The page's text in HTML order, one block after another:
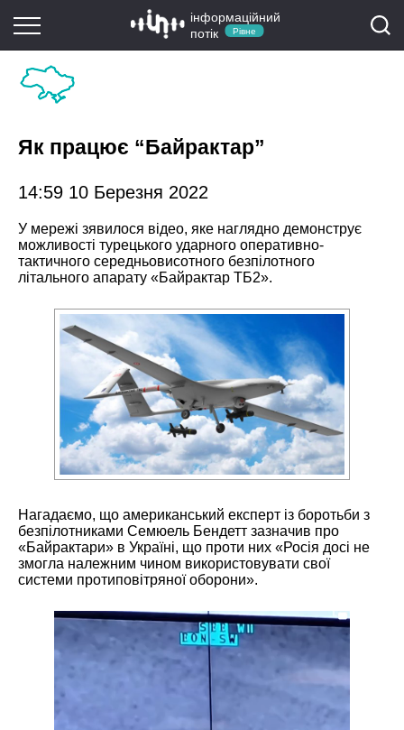
інформаційний
потік
Рівне
Як працює “Байрактар”
14:59 10 Березня 2022
У мережі зявилося відео, яке наглядно демонструє
можливості турецького ударного оперативно-
тактичного середньовисотного безпілотного
літального апарату «Байрактар ТБ2».
Нагадаємо, що американський експерт із боротьби з
безпілотниками Семюель Бендетт зазначив про
«Байрактари» в Україні, що проти них «Росія досі не
змогла належним чином використовувати свої
системи протиповітряної оборони».